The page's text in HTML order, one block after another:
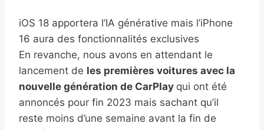
iOS 18 apportera l’IA générative mais l’iPhone
16 aura des fonctionnalités exclusives
En revanche, nous avons en attendant le
lancement de les premières voitures avec la
nouvelle génération de CarPlay qui ont été
annoncés pour fin 2023 mais sachant qu’il
reste moins d’une semaine avant la fin de